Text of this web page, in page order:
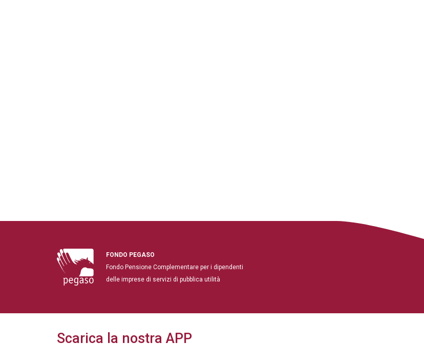
FONDO PEGASO
Fondo Pensione Complementare per i dipendenti
delle imprese di servizi di pubblica utilità
Scarica la nostra APP